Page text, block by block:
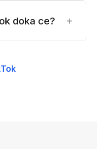
doka ce? +